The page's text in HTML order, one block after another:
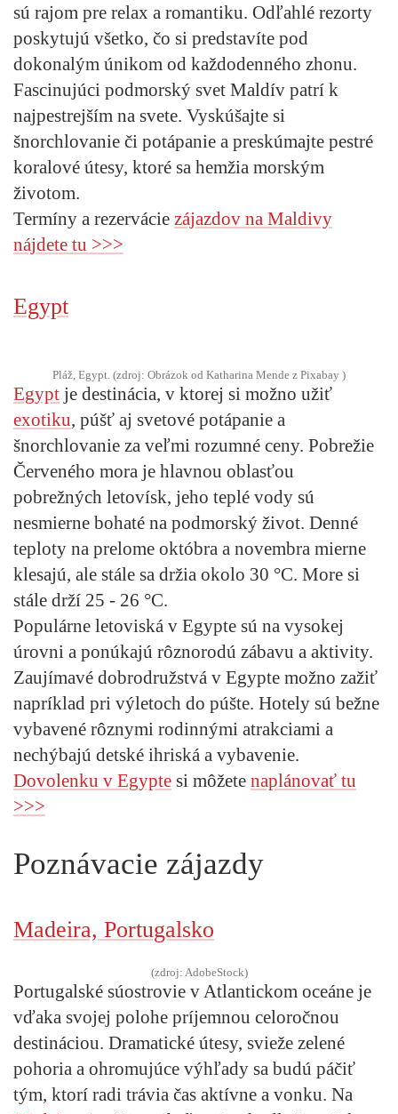
sú rajom pre relax a romantiku. Odľahlé rezorty
poskytujú všetko, čo si predstavíte pod
dokonalým únikom od každodenného zhonu.
Fascinujúci podmorský svet Maldív patrí k
najpestrejším na svete. Vyskúšajte si
šnorchlovanie či potápanie a preskúmajte pestré
koralové útesy, ktoré sa hemžia morským
životom.
Termíny a rezervácie zájazdov na Maldivy
nájdete tu >>>
Egypt
Pláž, Egypt. (zdroj: Obrázok od Katharina Mende z Pixabay )
Egypt je destinácia, v ktorej si možno užiť
exotiku, púšť aj svetové potápanie a
šnorchlovanie za veľmi rozumné ceny. Pobrežie
Červeného mora je hlavnou oblasťou
pobrežných letovísk, jeho teplé vody sú
nesmierne bohaté na podmorský život. Denné
teploty na prelome októbra a novembra mierne
klesajú, ale stále sa držia okolo 30 °C. More si
stále drží 25 - 26 °C.
Populárne letoviská v Egypte sú na vysokej
úrovni a ponúkajú rôznorodú zábavu a aktivity.
Zaujímavé dobrodružstvá v Egypte možno zažiť
napríklad pri výletoch do púšte. Hotely sú bežne
vybavené rôznymi rodinnými atrakciami a
nechýbajú detské ihriská a vybavenie.
Dovolenku v Egypte si môžete naplánovať tu
>>>
Poznávacie zájazdy
Madeira, Portugalsko
(zdroj: AdobeStock)
Portugalské súostrovie v Atlantickom oceáne je
vďaka svojej polohe príjemnou celoročnou
destináciou. Dramatické útesy, svieže zelené
pohoria a ohromujúce výhľady sa budú páčiť
tým, ktorí radi trávia čas aktívne a vonku. Na